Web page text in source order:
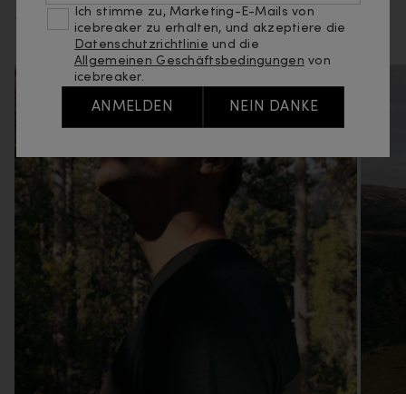
Mehr erfahren
Ich stimme zu, Marketing-E-Mails von
icebreaker zu erhalten, und akzeptiere die
Datenschutzrichtlinie und die
Allgemeinen Geschäftsbedingungen von
icebreaker.
ANMELDEN NEIN DANKE